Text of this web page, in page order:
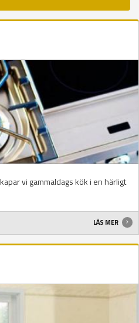
vi gammaldags kök i en härligt
LÄS MER